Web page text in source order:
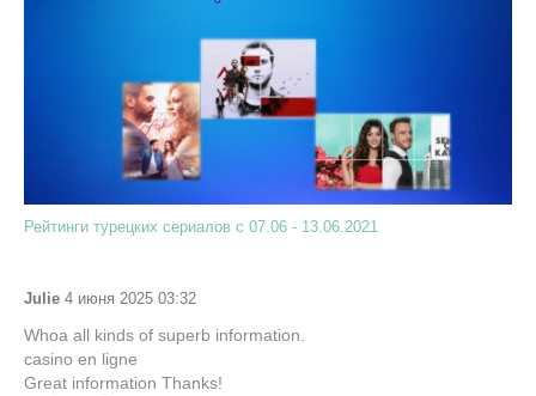
Рейтинги турецких сериалов с 07.06 - 13.06.2021
Julie 4 июня 2025 03:32
Whoa all kinds of superb information.
casino en ligne
Great information Thanks!